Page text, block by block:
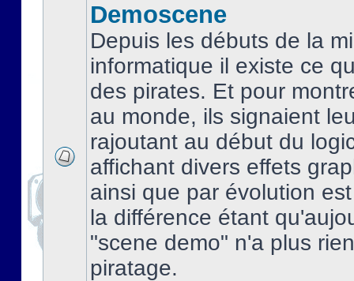
Demoscene
Depuis les débuts de la
informatique il existe ce
des pirates. Et pour
au monde, ils signaient
rajoutant au début du
affichant divers effets
ainsi que par évolution
la différence étant
"scene demo" n'a plus
piratage.